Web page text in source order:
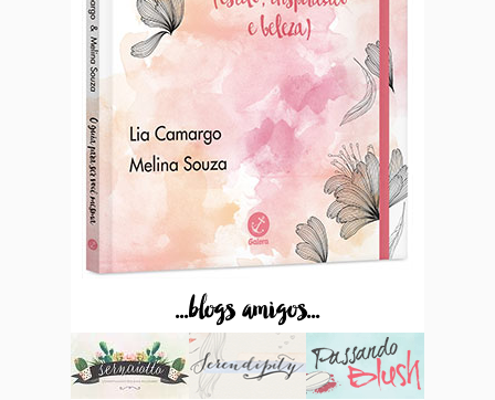
...blogs amigos...